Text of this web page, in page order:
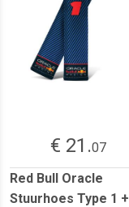
€ 21.07
Red Bull Oracle
Stuurhoes Type 1 +